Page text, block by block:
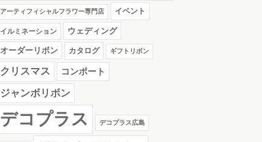
アーティフィシャルフラワー専門店 イベント
イルミネーション ウェディング
オーダーリボン カタログ ギフトリボン
クリスマス コンポート
ジャンボリボン
デコプラス デコプラス広島